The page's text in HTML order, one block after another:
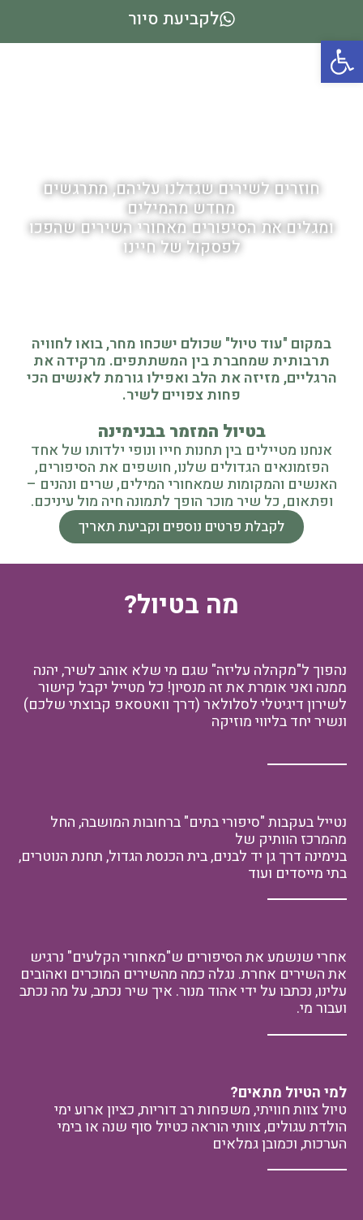
לקביעת סיור
שרים אהוד מנור ברחובות
חוזרים לשירים שגדלנו עליהם, מתרגשים
מחדש מהמילים
ומגלים את הסיפורים מאחורי השירים שהפכו
לפסקול של חיינו
במקום "עוד טיול" שכולם ישכחו מחר, בואו לחוויה
תרבותית שמחברת בין המשתתפים. מרקידה את
הרגליים, מזיזה את הלב ואפילו גורמת לאנשים הכי
פחות צפויים לשיר.
בטיול המזמר בבנימינה
אנחנו מטיילים בין תחנות חייו ונופי ילדותו של אחד
הפזמונאים הגדולים שלנו, חושפים את הסיפורים,
האנשים והמקומות שמאחורי המילים, שרים ונהנים –
ופתאום, כל שיר מוכר הופך לתמונה חיה מול עיניכם.
לקבלת פרטים נוספים וקביעת תאריך
מה בטיול?
נהפוך ל"מקהלה עליזה" שגם מי שלא אוהב לשיר, יהנה
ממנה ואני אומרת את זה מנסיון! כל מטייל יקבל קישור
לשירון דיגיטלי לסלולאר (דרך וואטסאפ קבוצתי שלכם)
ונשיר יחד בליווי מוזיקה
נטייל בעקבות "סיפורי בתים" ברחובות המושבה, החל
מהמרכז הוותיק של
בנימינה דרך גן יד לבנים, בית הכנסת הגדול, תחנת הנוטרים,
בתי מייסדים ועוד
אחרי שנשמע את הסיפורים ש"מאחורי הקלעים" נרגיש
את השירים אחרת. נגלה כמה מהשירים המוכרים ואהובים
עלינו, נכתבו על ידי אהוד מנור. איך שיר נכתב, על מה נכתב
ועבור מי.
למי הטיול מתאים?
טיול צוות חוויתי, משפחות רב דוריות, כציון ארוע ימי
הולדת עגולים, צוותי הוראה כטיול סוף שנה או בימי
הערכות, וכמובן גמלאים
פתח סרגל נגישות